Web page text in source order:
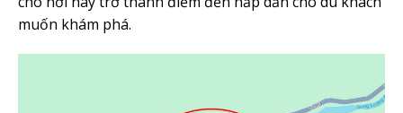
muốn khám phá.